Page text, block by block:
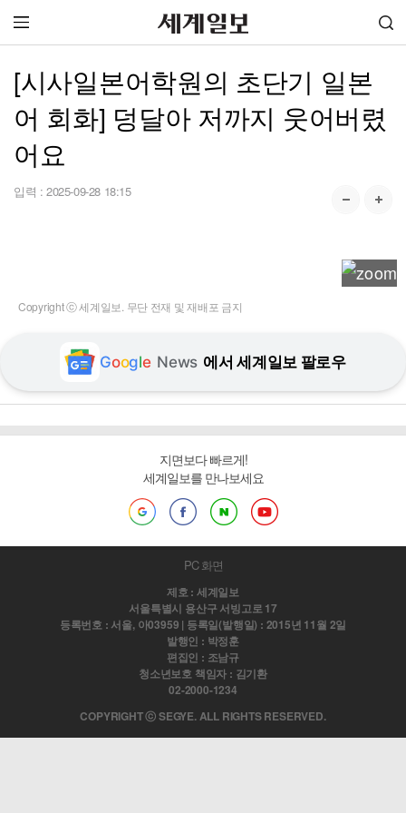
[시사일본어학원의 초단기 일본
어 회화] 덩달아 저까지 웃어버렸
어요
입력 : 2025-09-28 18:15
Copyright ⓒ 세계일보. 무단 전재 및 재배포 금지
Google News 에서 세계일보 팔로우
지면보다 빠르게!
세계일보를 만나보세요
PC 화면
제호 : 세계일보
서울특별시 용산구 서빙고로 17
등록번호 : 서울, 아03959 | 등록일(발행일) : 2015년 11월 2일
발행인 : 박정훈
편집인 : 조남규
청소년보호 책임자 : 김기환
02-2000-1234
COPYRIGHT ⓒ SEGYE. ALL RIGHTS RESERVED.